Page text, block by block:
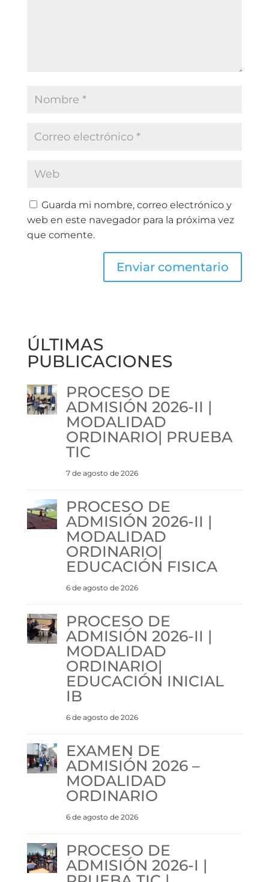
Guarda mi nombre, correo electrónico y
web en este navegador para la próxima vez
que comente.
ÚLTIMAS
PUBLICACIONES
PROCESO DE
ADMISIÓN 2026-II |
MODALIDAD
ORDINARIO| PRUEBA
TIC
7 de agosto de 2026
PROCESO DE
ADMISIÓN 2026-II |
MODALIDAD
ORDINARIO|
EDUCACIÓN FISICA
6 de agosto de 2026
PROCESO DE
ADMISIÓN 2026-II |
MODALIDAD
ORDINARIO|
EDUCACIÓN INICIAL
IB
6 de agosto de 2026
EXAMEN DE
ADMISIÓN 2026 –
MODALIDAD
ORDINARIO
6 de agosto de 2026
PROCESO DE
ADMISIÓN 2026-I |